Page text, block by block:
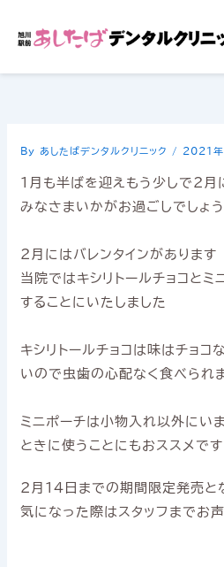
By あしたばデンタルクリニック / 2021
1月も半ばを迎えもう少しで2月
みなさまいかがお過ごしでしょ
2月にはバレンタインがあります
当院ではキシリトールチョコとミ
することにいたしました
キシリトールチョコは味はチョコ
いので虫歯の心配なく食べられ
ミニポーチは小物入れ以外にい
ときに使うことにもおススメです
2月14日までの期間限定発売と
気になった際はスタッフまでお